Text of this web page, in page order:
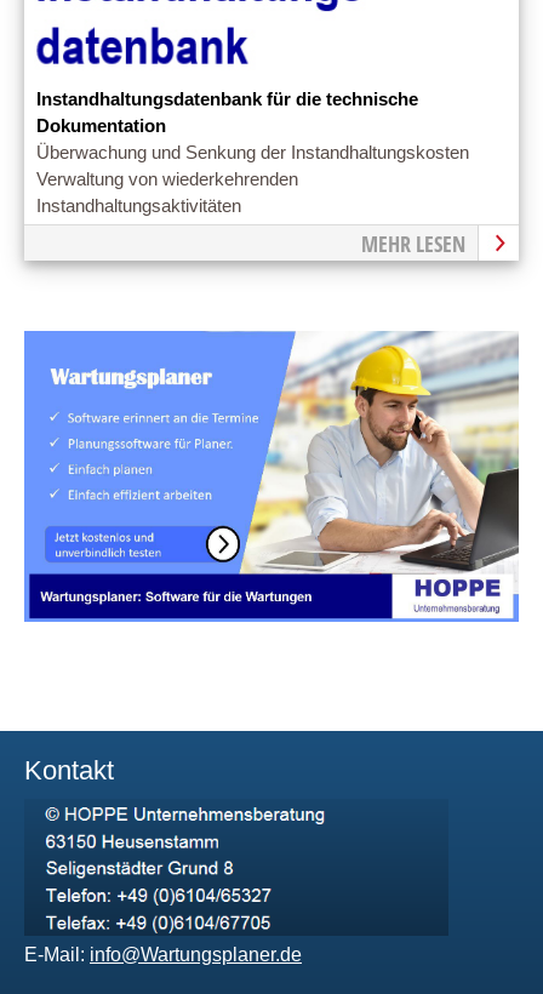
Instandhaltungsdatenbank für die technische
Dokumentation
Überwachung und Senkung der Instandhaltungskosten
Verwaltung von wiederkehrenden
Instandhaltungsaktivitäten
MEHR LESEN
Kontakt
E-Mail: info@Wartungsplaner.de